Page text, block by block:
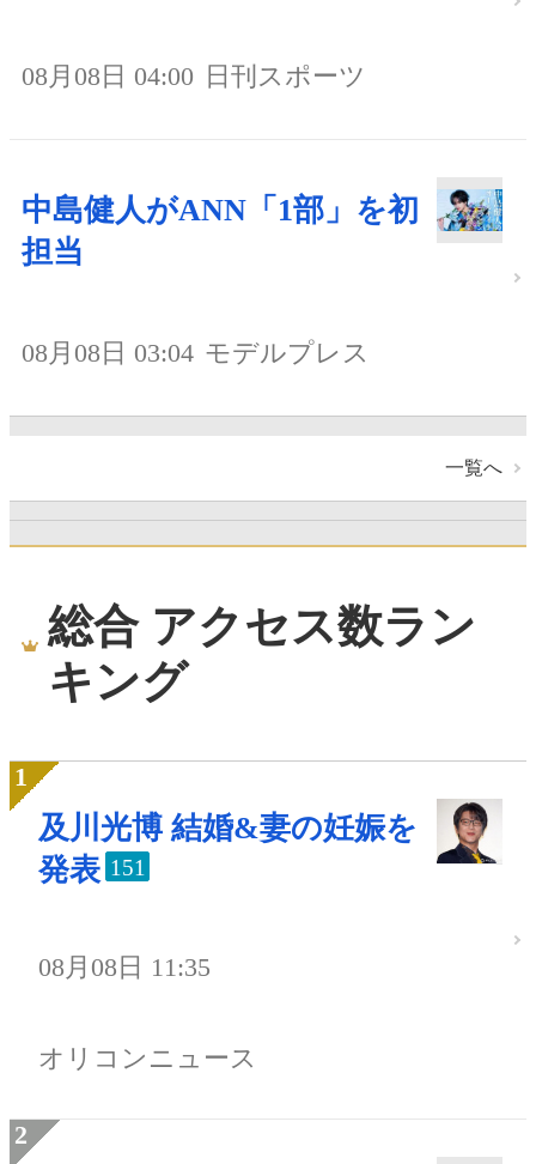
08月08日 04:00 日刊スポーツ
中島健人がANN「1部」を初
担当
08月08日 03:04 モデルプレス
一覧へ
総合 アクセス数ラン
キング
及川光博 結婚&妻の妊娠を
発表 151
08月08日 11:35
オリコンニュース